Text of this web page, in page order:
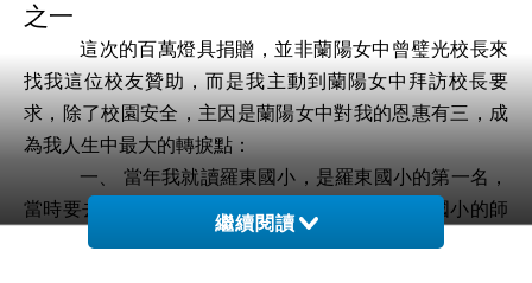
之一
這次的百萬燈具捐贈，並非蘭陽女中曾璧光校長來
找我這位校友贊助，而是我主動到蘭陽女中拜訪校長要
求，除了校園安全，主因是蘭陽女中對我的恩惠有三，成
為我人生中最大的轉捩點：
一、
當年我就讀羅東國小，是羅東國小的第一名，
當時要去考蘭陽女中入學考，羅東、公正及成功國小的師
長們，都說簡文秀一定會是去蘭陽女中拿狀元的，當天考
繼續閱讀